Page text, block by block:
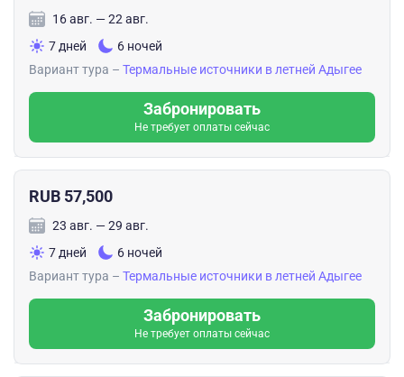
16 авг. — 22 авг.
7 дней
6 ночей
Вариант тура – Термальные источники в летней Адыгее
Забронировать
Не требует оплаты сейчас
RUB 57,500
23 авг. — 29 авг.
7 дней
6 ночей
Вариант тура – Термальные источники в летней Адыгее
Забронировать
Не требует оплаты сейчас